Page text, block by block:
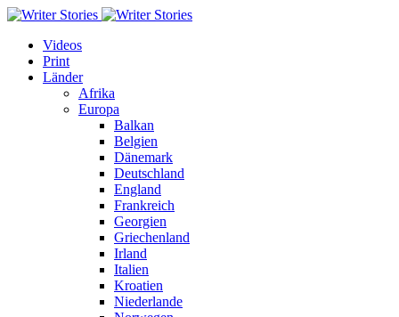
Videos
Print
Länder
Afrika
Europa
Balkan
Belgien
Dänemark
Deutschland
England
Frankreich
Georgien
Griechenland
Irland
Italien
Kroatien
Niederlande